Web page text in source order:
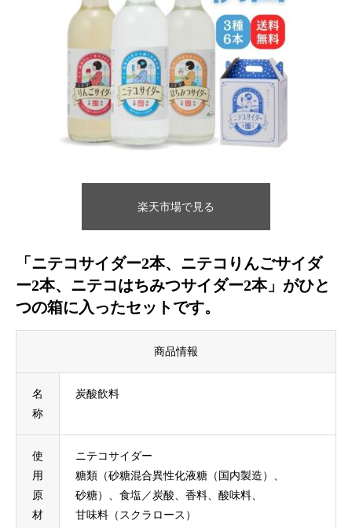
楽天市場で見る
「ニテコサイダー2本、ニテコりんごサイダ
ー2本、ニテコはちみつサイダー2本」がひと
つの箱に入ったセットです。
商品情報
名
称
炭酸飲料
使
用
原
材
ニテコサイダー
糖類（砂糖混合異性化液糖（国内製造）、
砂糖）、食塩／炭酸、香料、酸味料、
甘味料（スクラロース）